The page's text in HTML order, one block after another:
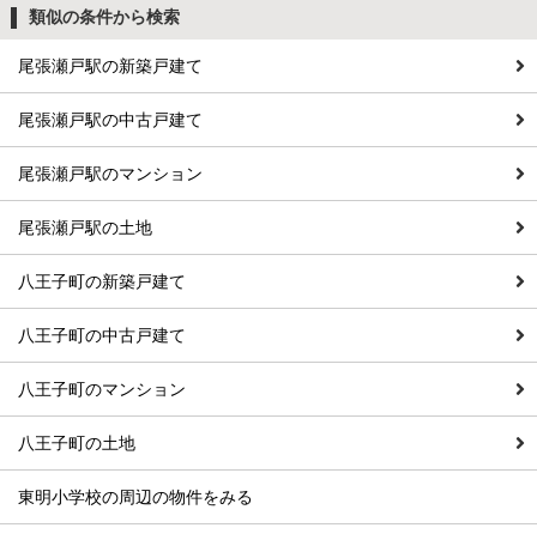
類似の条件から検索
尾張瀬戸駅の新築戸建て
尾張瀬戸駅の中古戸建て
尾張瀬戸駅のマンション
尾張瀬戸駅の土地
八王子町の新築戸建て
八王子町の中古戸建て
八王子町のマンション
八王子町の土地
東明小学校の周辺の物件をみる